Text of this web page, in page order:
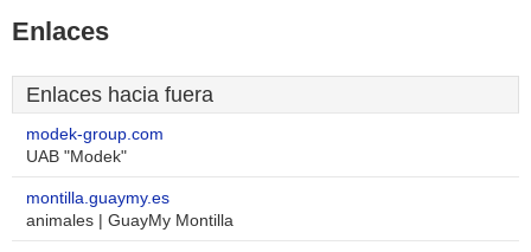
Enlaces
Enlaces hacia fuera
modek-group.com
UAB "Modek"
montilla.guaymy.es
animales | GuayMy Montilla